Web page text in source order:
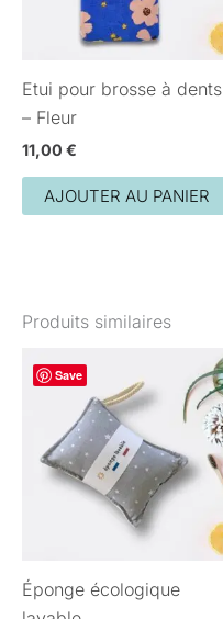
Etui pour brosse à dents
– Fleur
11,00 €
AJOUTER AU PANIER
Produits similaires
Save
Éponge écologique